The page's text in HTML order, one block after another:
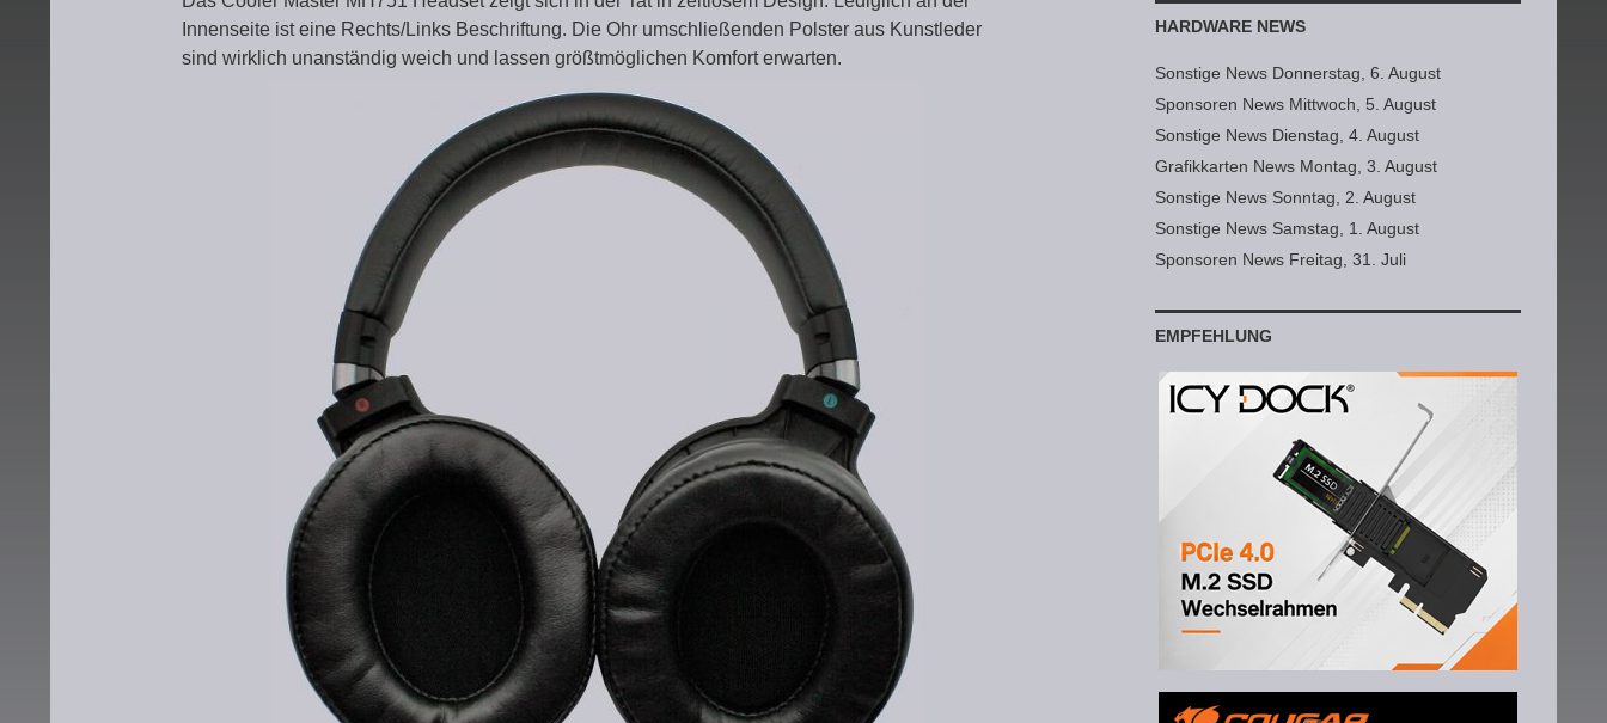
Innenseite ist eine Rechts/Links Beschriftung. Die Ohr umschließenden Polster aus Kunstleder
sind wirklich unanständig weich und lassen größtmöglichen Komfort erwarten.
HARDWARE NEWS
Sonstige News Donnerstag, 6. August
Sponsoren News Mittwoch, 5. August
Sonstige News Dienstag, 4. August
Grafikkarten News Montag, 3. August
Sonstige News Sonntag, 2. August
Sonstige News Samstag, 1. August
Sponsoren News Freitag, 31. Juli
EMPFEHLUNG